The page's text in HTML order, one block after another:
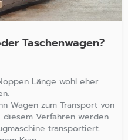
Taschenwagen?
Länge wohl eher
Wagen zum Transport von
diesem Verfahren werden
transportiert.